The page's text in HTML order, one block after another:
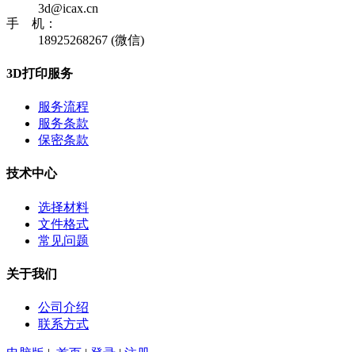
3d@icax.cn
手 机：
18925268267 (微信)
3D打印服务
服务流程
服务条款
保密条款
技术中心
选择材料
文件格式
常见问题
关于我们
公司介绍
联系方式